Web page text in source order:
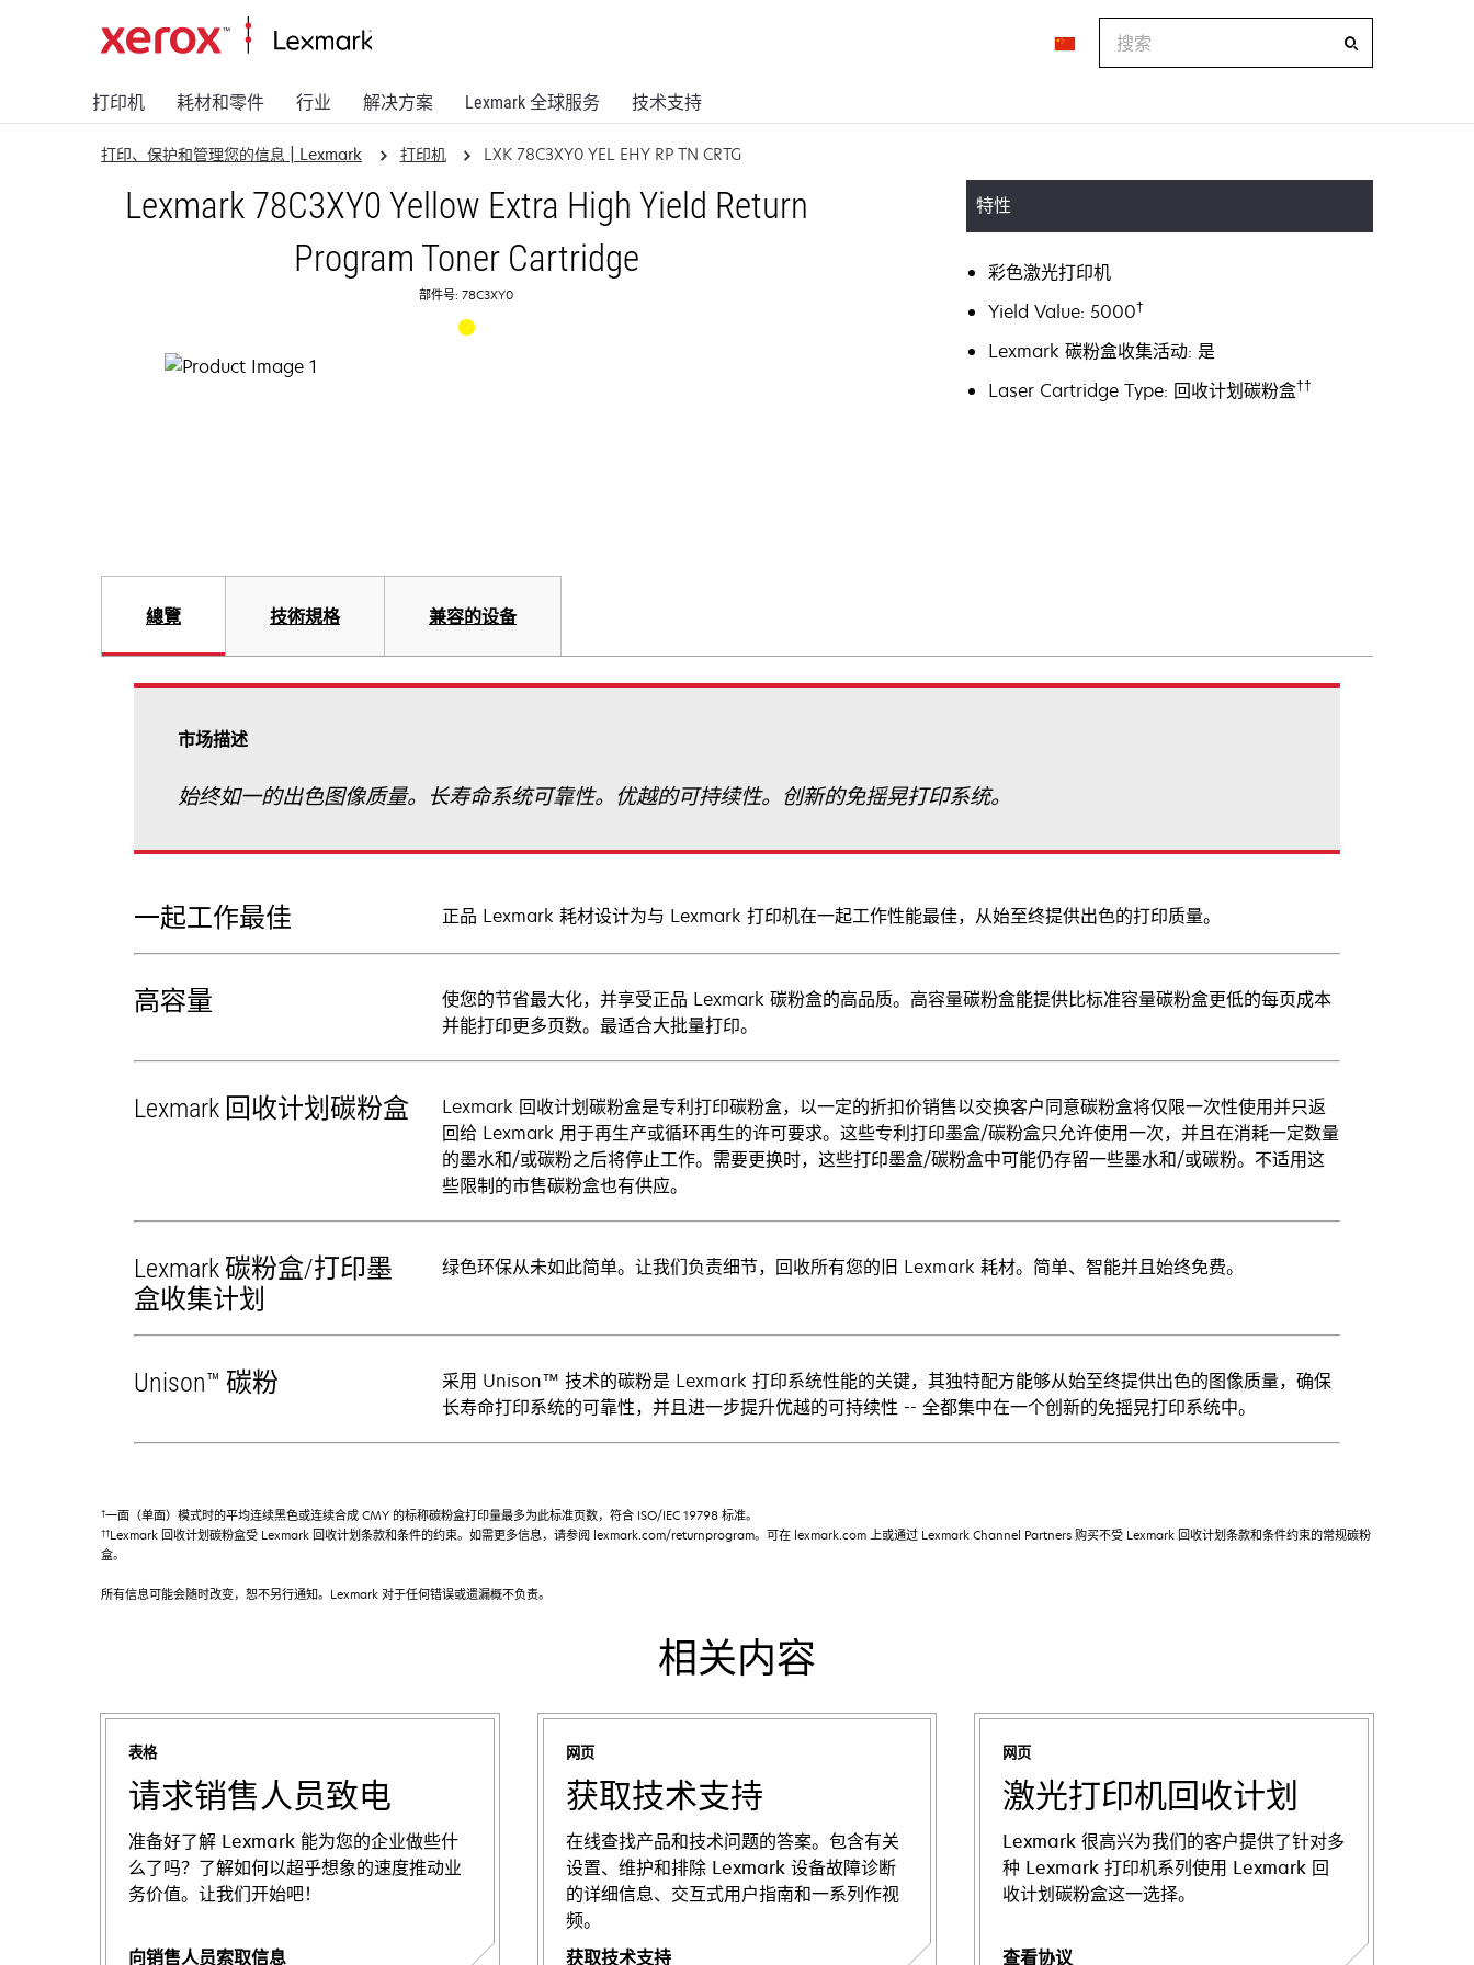
打印机 耗材和零件 行业 解决方案 Lexmark 全球服务 技术支持
打印、保护和管理您的信息 | Lexmark 打印机 LXK 78C3XY0 YEL EHY RP TN CRTG
Lexmark 78C3XY0 Yellow Extra High Yield Return
Program Toner Cartridge
部件号: 78C3XY0
特性
彩色激光打印机
Yield Value: 5000†
Lexmark 碳粉盒收集活动: 是
Laser Cartridge Type: 回收计划碳粉盒††
總覽 技術規格 兼容的设备
市场描述
始终如一的出色图像质量。长寿命系统可靠性。优越的可持续性。创新的免摇晃打印系统。
一起工作最佳 正品 Lexmark 耗材设计为与 Lexmark 打印机在一起工作性能最佳，从始至终提供出色的打印质量。
高容量
使您的节省最大化，并享受正品 Lexmark 碳粉盒的高品质。高容量碳粉盒能提供比标准容量碳粉盒更低的每页成本
并能打印更多页数。最适合大批量打印。
Lexmark 回收计划碳粉盒
Lexmark 回收计划碳粉盒是专利打印碳粉盒，以一定的折扣价销售以交换客户同意碳粉盒将仅限一次性使用并只返
回给 Lexmark 用于再生产或循环再生的许可要求。这些专利打印墨盒/碳粉盒只允许使用一次，并且在消耗一定数量
的墨水和/或碳粉之后将停止工作。需要更换时，这些打印墨盒/碳粉盒中可能仍存留一些墨水和/或碳粉。不适用这
些限制的市售碳粉盒也有供应。
Lexmark 碳粉盒/打印墨
盒收集计划
绿色环保从未如此简单。让我们负责细节，回收所有您的旧 Lexmark 耗材。简单、智能并且始终免费。
Unison™ 碳粉
采用 Unison™ 技术的碳粉是 Lexmark 打印系统性能的关键，其独特配方能够从始至终提供出色的图像质量，确保
长寿命打印系统的可靠性，并且进一步提升优越的可持续性 -- 全都集中在一个创新的免摇晃打印系统中。
†一面（单面）模式时的平均连续黑色或连续合成 CMY 的标称碳粉盒打印量最多为此标准页数，符合 ISO/IEC 19798 标准。
††Lexmark 回收计划碳粉盒受 Lexmark 回收计划条款和条件的约束。如需更多信息，请参阅 lexmark.com/returnprogram。可在 lexmark.com 上或通过 Lexmark Channel Partners 购买不受 Lexmark 回收计划条款和条件约束的常规碳粉
盒。
所有信息可能会随时改变，恕不另行通知。Lexmark 对于任何错误或遗漏概不负责。
相关内容
表格
请求销售人员致电
准备好了解 Lexmark 能为您的企业做些什
么了吗？了解如何以超乎想象的速度推动业
务价值。让我们开始吧！
向销售人员索取信息
网页
获取技术支持
在线查找产品和技术问题的答案。包含有关
设置、维护和排除 Lexmark 设备故障诊断
的详细信息、交互式用户指南和一系列作视
频。
获取技术支持
网页
激光打印机回收计划
Lexmark 很高兴为我们的客户提供了针对多
种 Lexmark 打印机系列使用 Lexmark 回
收计划碳粉盒这一选择。
查看协议